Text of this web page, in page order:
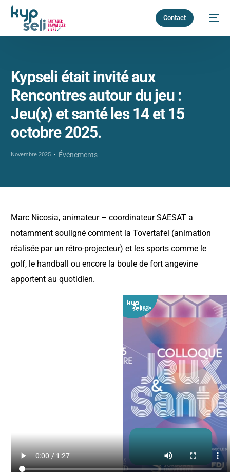
Contact
Kypseli était invité aux
Rencontres autour du jeu :
Jeu(x) et santé les 14 et 15
octobre 2025.
Novembre 2025 Évènements
Marc Nicosia, animateur – coordinateur SAESAT a
notamment souligné comment la Tovertafel (animation
réalisée par un rétro-projecteur) et les sports comme le
golf, le handball ou encore la boule de fort angevine
apportent au quotidien.